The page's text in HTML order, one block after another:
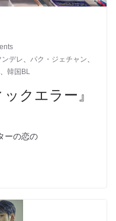
ンデレ、 パク・ジェチャン、
、 韓国BL
クエラー』
ーの恋の